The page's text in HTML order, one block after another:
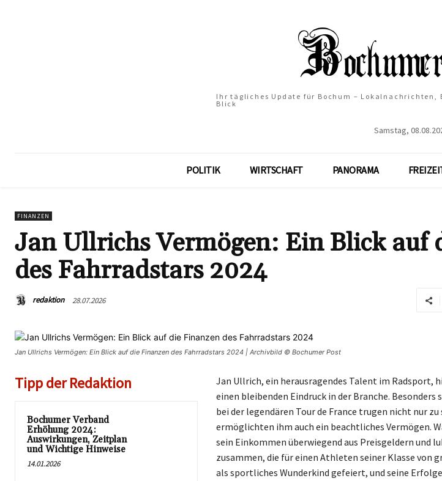
Ihr tägliches Update für Bochum – Lokalnachrichten,
Blick
Samstag,
POLITIK WIRTSCHAFT PANORAMA
FINANZEN
Jan Ullrichs Vermögen: Ein Blick auf
des Fahrradstars 2024
redaktion 28.07.2026
Jan Ullrichs Vermögen: Ein Blick auf die Finanzen des Fahrradstars 2024 | Archivbild © Bochumer Post
Tipp der Redaktion
Bochumer Verband
Erhöhung 2024:
Auswirkungen, Zeitplan
und Wichtige Hinweise
14.01.2026
Jan Ullrich, ein herausragendes Talent im Radsport,
einen bleibenden Eindruck in der Branche.
bei der legendären Tour de France trugen nicht nur
ermöglichten ihm auch ein beachtliches Vermögen.
sein Einkommen überwiegend aus Preisgeldern und
zusammen, die für einen Athleten seiner Klasse von
als sportliches Wunderkind gefeiert, und seine